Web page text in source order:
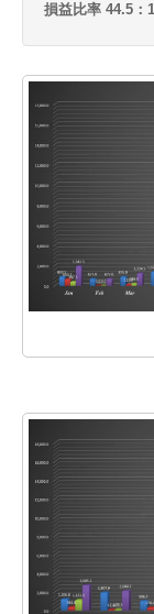
損益比率 44.5：1